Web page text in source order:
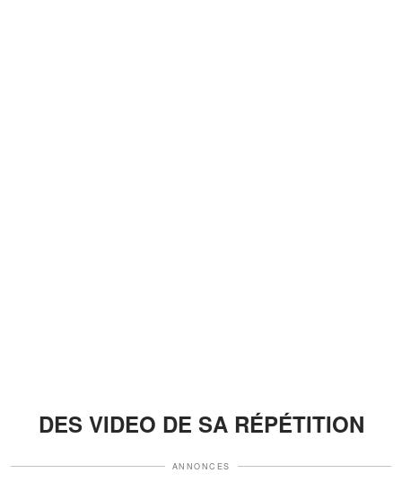
DES VIDEO DE SA RÉPÉTITION
ANNONCES